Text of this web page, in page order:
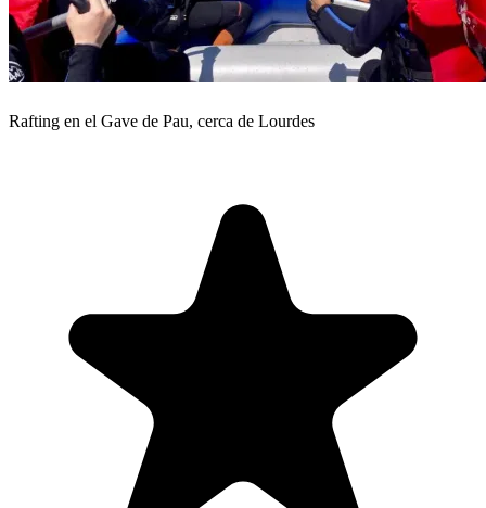
Rafting en el Gave de Pau, cerca de Lourdes